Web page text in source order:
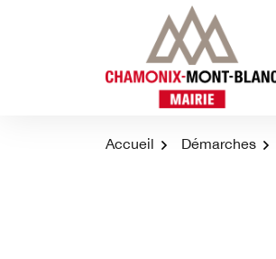
Accueil Démarches